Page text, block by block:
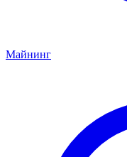
Майнинг